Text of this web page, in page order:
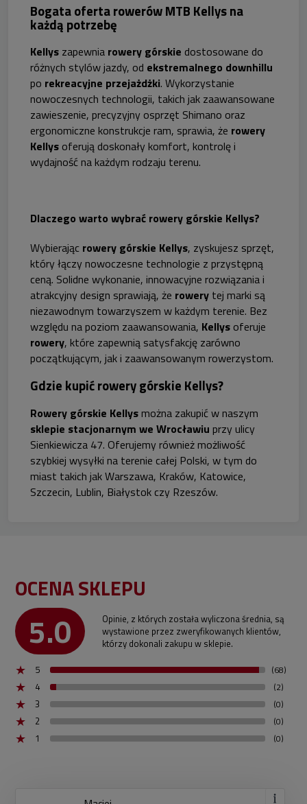
Bogata oferta rowerów MTB Kellys na
każdą potrzebę
Kellys zapewnia rowery górskie dostosowane do
różnych stylów jazdy, od ekstremalnego downhillu
po rekreacyjne przejażdżki. Wykorzystanie
nowoczesnych technologii, takich jak zaawansowane
zawieszenie, precyzyjny osprzęt Shimano oraz
ergonomiczne konstrukcje ram, sprawia, że rowery
Kellys oferują doskonały komfort, kontrolę i
wydajność na każdym rodzaju terenu.
Dlaczego warto wybrać rowery górskie Kellys?
Wybierając rowery górskie Kellys, zyskujesz sprzęt,
który łączy nowoczesne technologie z przystępną
ceną. Solidne wykonanie, innowacyjne rozwiązania i
atrakcyjny design sprawiają, że rowery tej marki są
niezawodnym towarzyszem w każdym terenie. Bez
względu na poziom zaawansowania, Kellys oferuje
rowery, które zapewnią satysfakcję zarówno
początkującym, jak i zaawansowanym rowerzystom.
Gdzie kupić rowery górskie Kellys?
Rowery górskie Kellysmożna zakupić w naszym
sklepie stacjonarnym we Wrocławiu przy ulicy
Sienkiewicza 47. Oferujemy również możliwość
szybkiej wysyłki na terenie całej Polski, w tym do
miast takich jak Warszawa, Kraków, Katowice,
Szczecin, Lublin, Białystok czy Rzeszów.
OCENA SKLEPU
5.0
Opinie, z których została wyliczona średnia, są
wystawione przez zweryfikowanych klientów,
którzy dokonali zakupu w sklepie.
5
(68)
4 (2)
3 (0)
2 (0)
1 (0)